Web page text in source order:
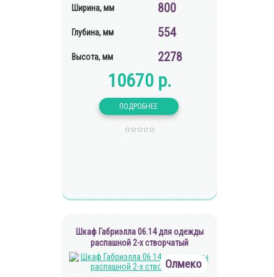
Ширина, мм 800
Глубина, мм 554
Высота, мм 2278
10670 р.
Шкаф Габриэлла 06.14 для одежды
распашной 2-х створчатый
Олмеко